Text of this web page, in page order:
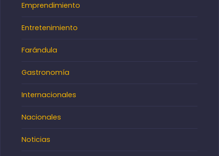
Emprendimiento
Entretenimiento
Farándula
Gastronomía
Internacionales
Nacionales
Noticias